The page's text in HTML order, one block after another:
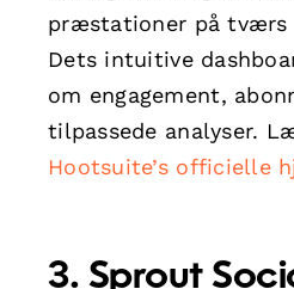
præstationer på tværs
Dets intuitive
om engagement,
tilpassede analyser.
Hootsuite’s officielle
3. Sprout